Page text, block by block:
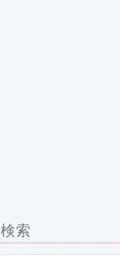
検索